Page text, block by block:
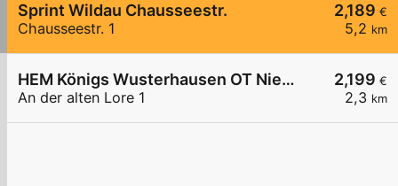
2,189 €
5,2 km
Sprint Wildau Chausseestr.
Chausseestr. 1
2,199 €
2,3 km
HEM Königs Wusterhausen OT Niederlehme,
An der alten Lore 1